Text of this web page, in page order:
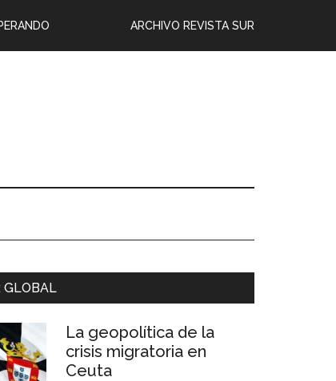
ARCHIVO REVISTA SUR
GLOBAL
La geopolítica de la
crisis migratoria en
Ceuta